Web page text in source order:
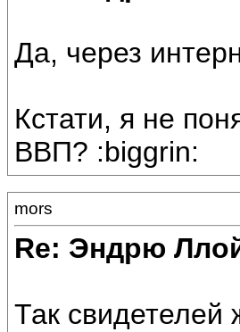
Да, через
Кстати, я не
ВВП? :biggrin:
mors
Re: Эндрю
Так свидетелей